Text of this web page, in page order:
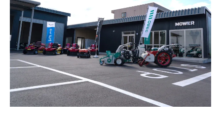
本体 FIG50 刈刃カバー(CE ISEKI)
本体 FIG30 刈刃カバー
CMX2402HC
本体 FIG36 刈刃カバー(日本)
本体 FIG37 刈刃カバー(CE AU USA)
CMX2404HC/V/S
本体 FIG28 刈刃カバー(日本)
CMX2502
本体 FIG33 刈刃カバー
本体 FIG34 刈刃カバー(CE USA)
CMX2506YC/YCV/YCS
本体 FIG32 刈刃カバー